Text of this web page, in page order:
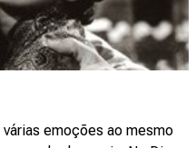
emoções ao mesmo